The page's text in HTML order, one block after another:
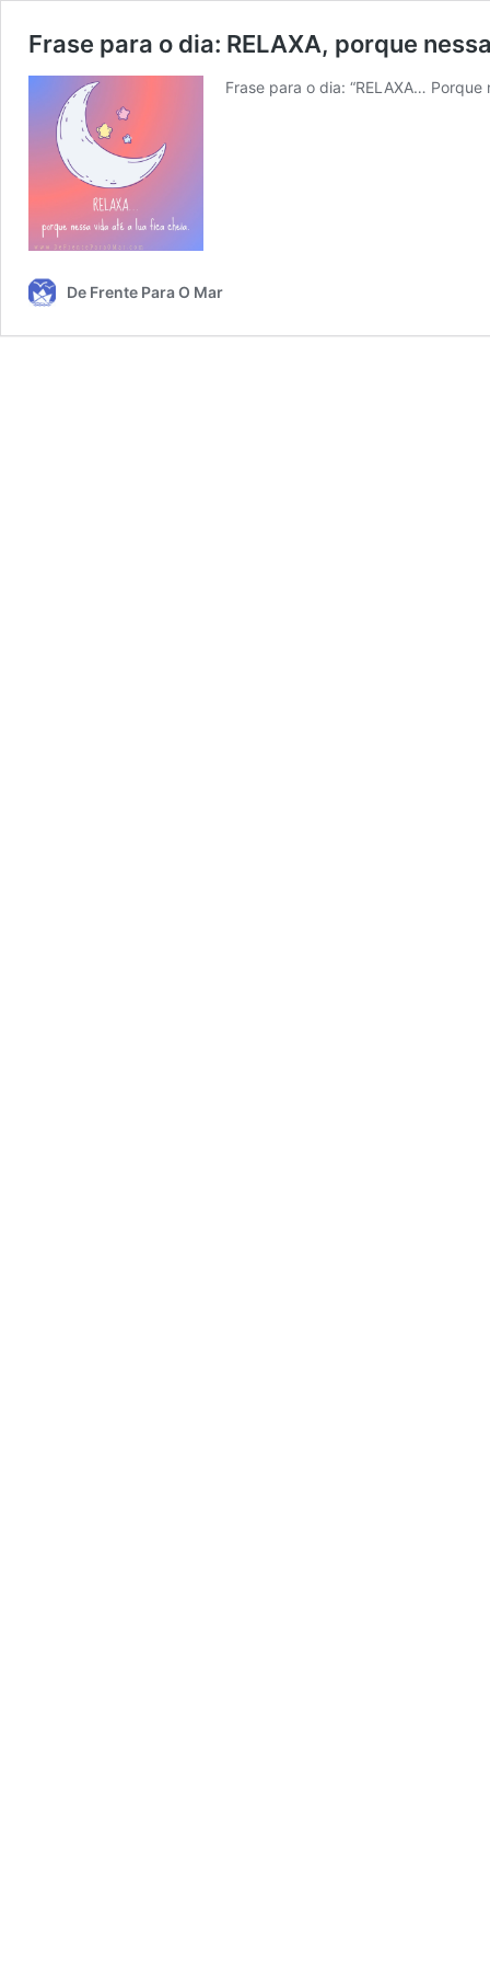
Frase para o dia: RELAXA, porque
Frase para o dia: “RELAXA…
De Frente Para O Mar